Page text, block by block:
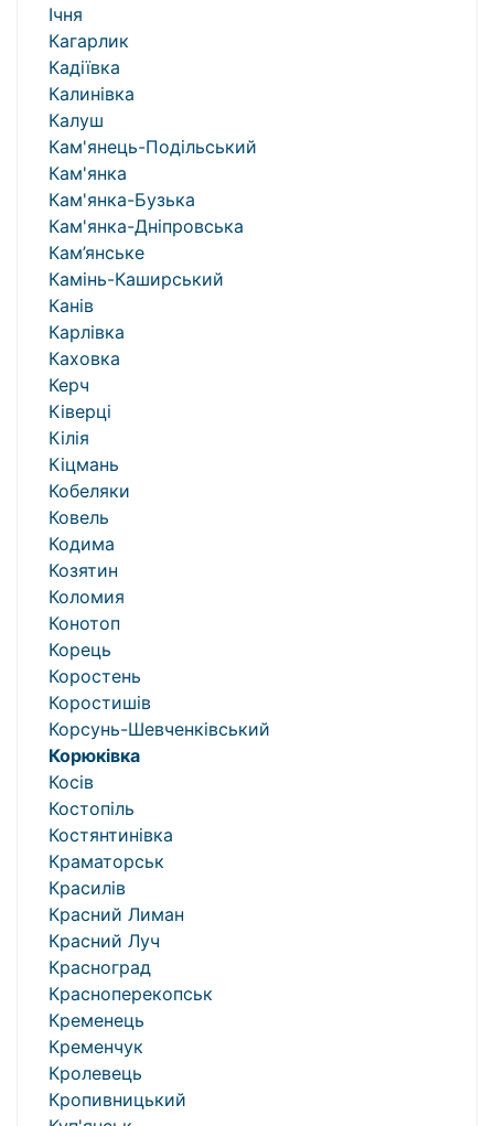
Ічня
Кагарлик
Кадіївка
Калинівка
Калуш
Кам'янець-Подільський
Кам'янка
Кам'янка-Бузька
Кам'янка-Дніпровська
Кам’янське
Камінь-Каширський
Канів
Карлівка
Каховка
Керч
Ківерці
Кілія
Кіцмань
Кобеляки
Ковель
Кодима
Козятин
Коломия
Конотоп
Корець
Коростень
Коростишів
Корсунь-Шевченківський
Корюківка
Косів
Костопіль
Костянтинівка
Краматорськ
Красилів
Красний Лиман
Красний Луч
Красноград
Красноперекопськ
Кременець
Кременчук
Кролевець
Кропивницький